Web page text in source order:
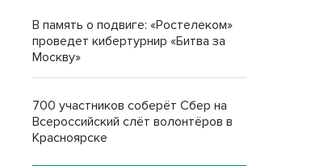
В память о подвиге: «Ростелеком»
проведет кибертурнир «Битва за
Москву»
700 участников соберёт Сбер на
Всероссийский слёт волонтёров в
Красноярске